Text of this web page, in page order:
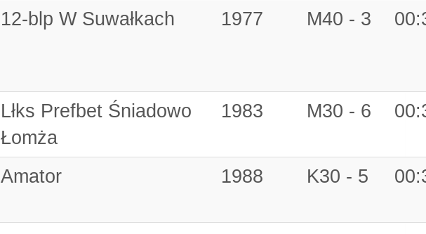
12-blp W Suwałkach 1977 M40 - 3
Lłks Prefbet Śniadowo
Łomża
1983 M30 - 6
Amator 1988 K30 - 5